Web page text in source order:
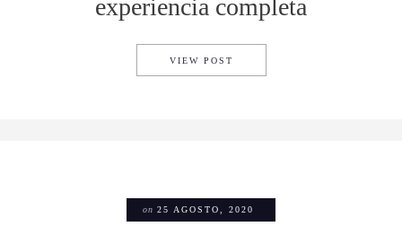
experiencia completa
VIEW POST
on 25 AGOSTO, 2020